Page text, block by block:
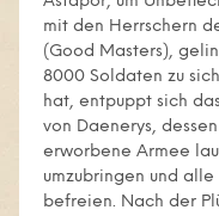
mit den Herrschern
(Good Masters),
8000 Soldaten zu
hat, entpuppt sich
von Daenerys,
erworbene Armee
umzubringen und
befreien. Nach der